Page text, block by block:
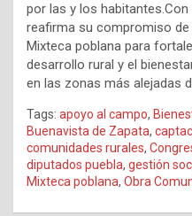
por las y los
reafirma su compromiso
Mixteca poblana para
desarrollo rural y el
en las zonas más alejadas
Tags: apoyo al campo,
Buenavista de Zapata,
comunidades rurales,
diputados puebla, gestión
Mixteca poblana, Obra